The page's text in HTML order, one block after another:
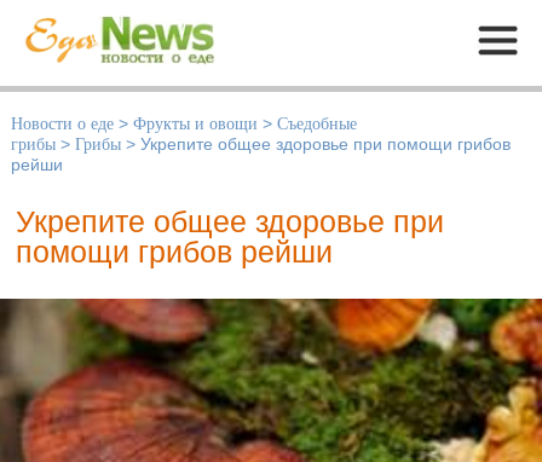
Меню
Новости о еде > Фрукты и овощи > Съедобные
грибы > Грибы > Укрепите общее здоровье при помощи грибов
рейши
Укрепите общее здоровье при
помощи грибов рейши